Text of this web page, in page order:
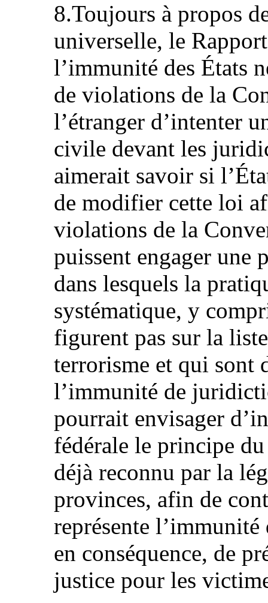
8.Toujours à propos
universelle, le
l’immunité des États
de violations de la
l’étranger d’intenter
civile devant les
aimerait savoir si
de modifier cette loi
violations de la
puissent engager une
dans lesquels la
systématique, y
figurent pas sur la
terrorisme et qui sont
l’immunité de
pourrait envisager
fédérale le principe
déjà reconnu par la
provinces, afin de
représente
en conséquence, de
justice pour les